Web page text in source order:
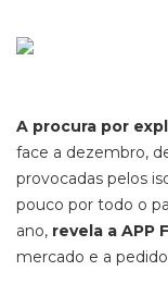
A procura por
face a dezembro,
provocadas pelos
pouco por todo o
ano, revela a APP
mercado e a